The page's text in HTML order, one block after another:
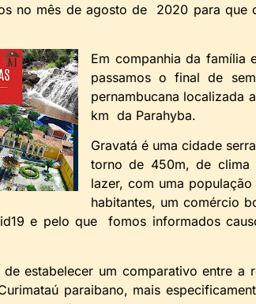
no mês de agosto de 2020 para que
Em companhia da família
passamos o final de
pernambucana localizada
km da Parahyba.
Gravatá é uma cidade
torno de 450m, de clima
lazer, com uma
habitantes, um comércio
e pelo que fomos informados
estabelecer um comparativo entre a
paraibano, mais